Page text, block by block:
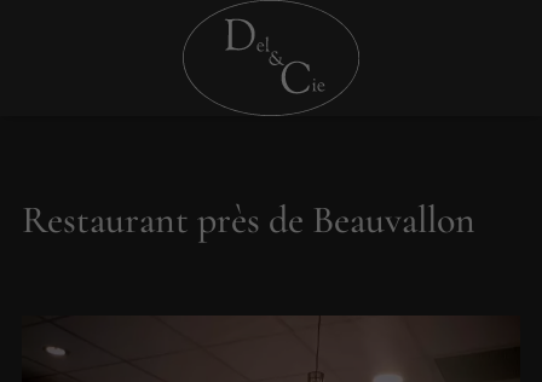
Restaurant près de Beauvallon